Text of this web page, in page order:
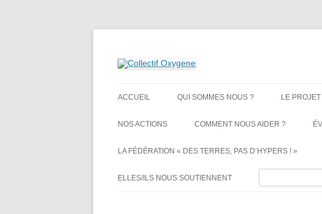
Collectif Oxygene
ACCUEIL QUI SOMMES NOUS ? LE
NOS ACTIONS COMMENT NOUS AIDER ?
LA FÉDÉRATION « DES TERRES, PAS D’HYPERS ! »
ELLES/ILS NOUS SOUTIENNENT